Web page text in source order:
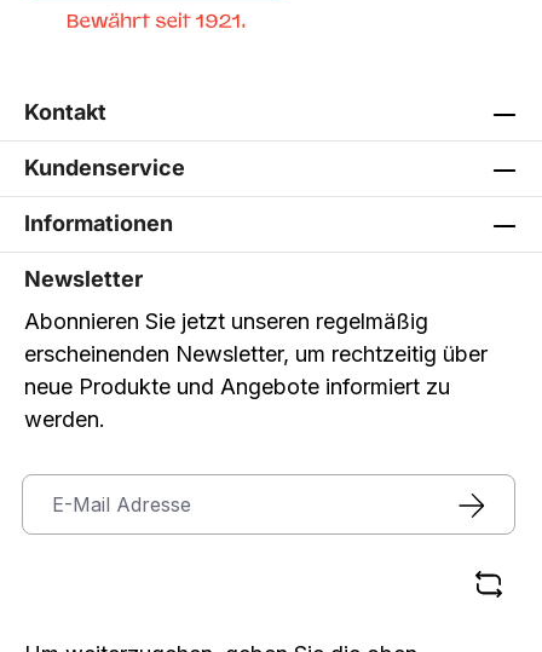
Kontakt
Kundenservice
Informationen
Newsletter
Abonnieren Sie jetzt unseren regelmäßig
erscheinenden Newsletter, um rechtzeitig über
neue Produkte und Angebote informiert zu
werden.